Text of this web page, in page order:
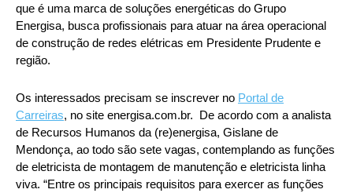
que é uma marca de soluções energéticas do Grupo
Energisa, busca profissionais para atuar na área operacional
de construção de redes elétricas em Presidente Prudente e
região.
Os interessados precisam se inscrever no Portal de
Carreiras, no site energisa.com.br. De acordo com a analista
de Recursos Humanos da (re)energisa, Gislane de
Mendonça, ao todo são sete vagas, contemplando as funções
de eletricista de montagem de manutenção e eletricista linha
viva. “Entre os principais requisitos para exercer as funções